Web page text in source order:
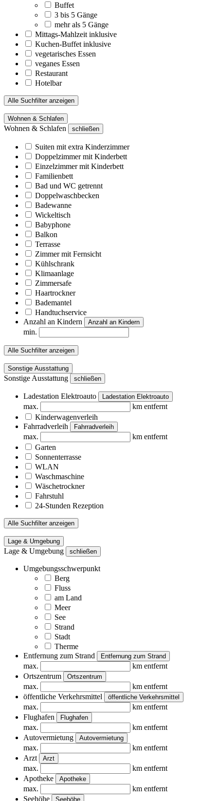
Buffet
3 bis 5 Gänge
mehr als 5 Gänge
Mittags-Mahlzeit inklusive
Kuchen-Buffet inklusive
vegetarisches Essen
veganes Essen
Restaurant
Hotelbar
Alle Suchfilter anzeigen
Wohnen & Schlafen
Wohnen & Schlafen schließen
Suiten mit extra Kinderzimmer
Doppelzimmer mit Kinderbett
Einzelzimmer mit Kinderbett
Familienbett
Bad und WC getrennt
Doppelwaschbecken
Badewanne
Wickeltisch
Babyphone
Balkon
Terrasse
Zimmer mit Fernsicht
Kühlschrank
Klimaanlage
Zimmersafe
Haartrockner
Bademantel
Handtuchservice
Anzahl an Kindern
Anzahl an Kindern
min.
Alle Suchfilter anzeigen
Sonstige Ausstattung
Sonstige Ausstattung schließen
Ladestation Elektroauto Ladestation Elektroauto
max.
km entfernt
Kinderwagenverleih
Fahrradverleih
Fahrradverleih
max.
km entfernt
Garten
Sonnenterrasse
WLAN
Waschmaschine
Wäschetrockner
Fahrstuhl
24-Stunden Rezeption
Alle Suchfilter anzeigen
Lage & Umgebung
Lage & Umgebung schließen
Umgebungsschwerpunkt
Berg
Fluss
am Land
Meer
See
Strand
Stadt
Therme
Entfernung zum Strand
Entfernung zum Strand
max.
km entfernt
Ortszentrum
Ortszentrum
max.
km entfernt
öffentliche Verkehrsmittel
öffentliche Verkehrsmittel
max.
km entfernt
Flughafen
Flughafen
max.
km entfernt
Autovermietung
Autovermietung
max.
km entfernt
Arzt
Arzt
max.
km entfernt
Apotheke
Apotheke
max.
km entfernt
Seehöhe
Seehöhe